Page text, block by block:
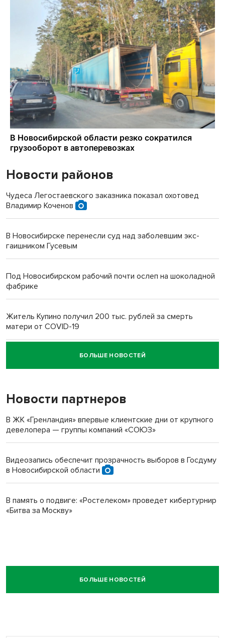
Новости районов
Чудеса Легостаевского заказника показал охотовед
Владимир Коченов
В Новосибирске перенесли суд над заболевшим экс-
гаишником Гусевым
Под Новосибирском рабочий почти ослеп на шоколадной
фабрике
Житель Купино получил 200 тыс. рублей за смерть
матери от COVID-19
Новосибирский суд наказал водителя за смерть
пенсионерки на вокзале
БОЛЬШЕ НОВОСТЕЙ
Новости партнеров
В ЖК «Гренландия» впервые клиентские дни от крупного
девелопера — группы компаний «СОЮЗ»
Видеозапись обеспечит прозрачность выборов в Госдуму
в Новосибирской области
В память о подвиге: «Ростелеком» проведет кибертурнир
«Битва за Москву»
БОЛЬШЕ НОВОСТЕЙ